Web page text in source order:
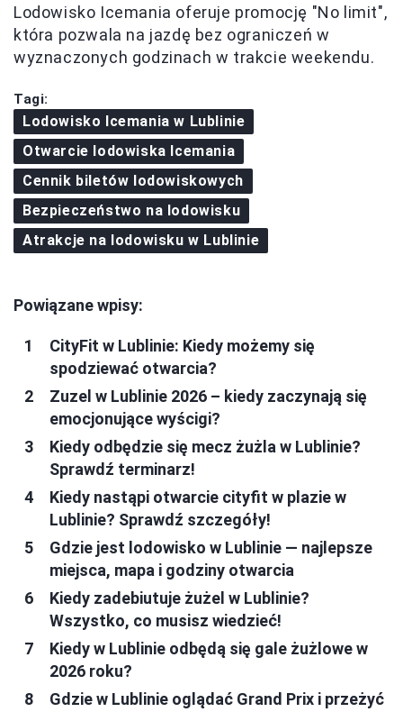
Lodowisko Icemania oferuje promocję "No limit",
która pozwala na jazdę bez ograniczeń w
wyznaczonych godzinach w trakcie weekendu.
Tagi:
Lodowisko Icemania w Lublinie
Otwarcie lodowiska Icemania
Cennik biletów lodowiskowych
Bezpieczeństwo na lodowisku
Atrakcje na lodowisku w Lublinie
Powiązane wpisy:
CityFit w Lublinie: Kiedy możemy się
spodziewać otwarcia?
Zuzel w Lublinie 2026 – kiedy zaczynają się
emocjonujące wyścigi?
Kiedy odbędzie się mecz żużla w Lublinie?
Sprawdź terminarz!
Kiedy nastąpi otwarcie cityfit w plazie w
Lublinie? Sprawdź szczegóły!
Gdzie jest lodowisko w Lublinie — najlepsze
miejsca, mapa i godziny otwarcia
Kiedy zadebiutuje żużel w Lublinie?
Wszystko, co musisz wiedzieć!
Kiedy w Lublinie odbędą się gale żużlowe w
2026 roku?
Gdzie w Lublinie oglądać Grand Prix i przeżyć